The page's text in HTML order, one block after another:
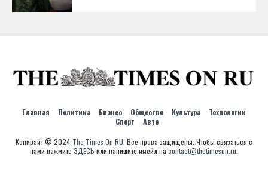
Главная Политика Бизнес Общество Культура
Технологии
Спорт
Авто
Копирайт © 2024 The Times On RU . Все права защищены. Чтобы связаться с
нами нажмите ЗДЕСЬ или напишите имейл на contact@thetimeson.ru